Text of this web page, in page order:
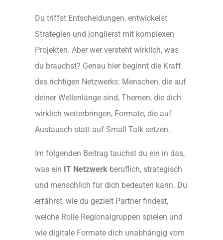
Du triffst Entscheidungen, entwickelst
Strategien und jonglierst mit komplexen
Projekten. Aber wer versteht wirklich, was
du brauchst? Genau hier beginnt die Kraft
des richtigen Netzwerks: Menschen, die auf
deiner Wellenlänge sind, Themen, die dich
wirklich weiterbringen, Formate, die auf
Austausch statt auf Small Talk setzen.
Im folgenden Beitrag tauchst du ein in das,
was ein IT Netzwerk beruflich, strategisch
und menschlich für dich bedeuten kann. Du
erfährst, wie du gezielt Partner findest,
welche Rolle Regionalgruppen spielen und
wie digitale Formate dich unabhängig vom